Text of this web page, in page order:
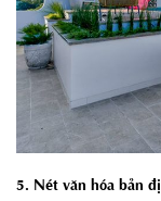
5. Nét văn hóa bản